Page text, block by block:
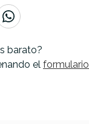
barato?
el formulario